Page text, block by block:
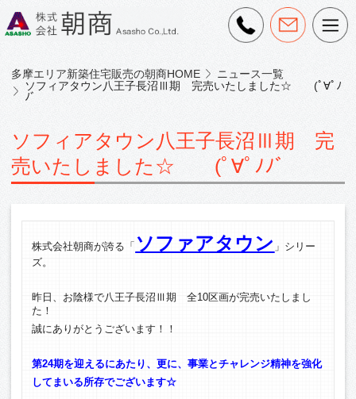
多摩エリア新築住宅販売の朝商HOME
ニュース一覧
ソフィアタウン八王子長沼Ⅲ期 完売いたしました☆ (ﾟ∀ﾟﾉ
ﾉﾞ
ソフィアタウン八王子長沼Ⅲ期 完
売いたしました☆ (ﾟ∀ﾟﾉﾉﾞ
株式会社朝商が誇る「 ソファアタウン 」シリー
ズ。
昨日、お陰様で八王子長沼Ⅲ期 全10区画が完売いたしまし
た！
誠にありがとうございます！！
第24期を迎えるにあたり、更に、事業とチャレンジ精神を強化
してまいる所存でございます☆